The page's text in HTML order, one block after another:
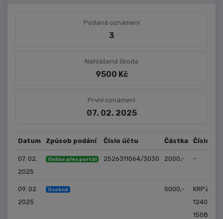
Podaná oznámení
3
Nahlášená škoda
9500 Kč
První oznámení
07. 02. 2025
Datum Způsob podání Číslo účtu Částka Číslo
07. 02.
2025
Online přes portál 2526311064/3030 2000,- -
09. 02.
2025
Osobně 5000,-
KRPZ-
124075/
150813